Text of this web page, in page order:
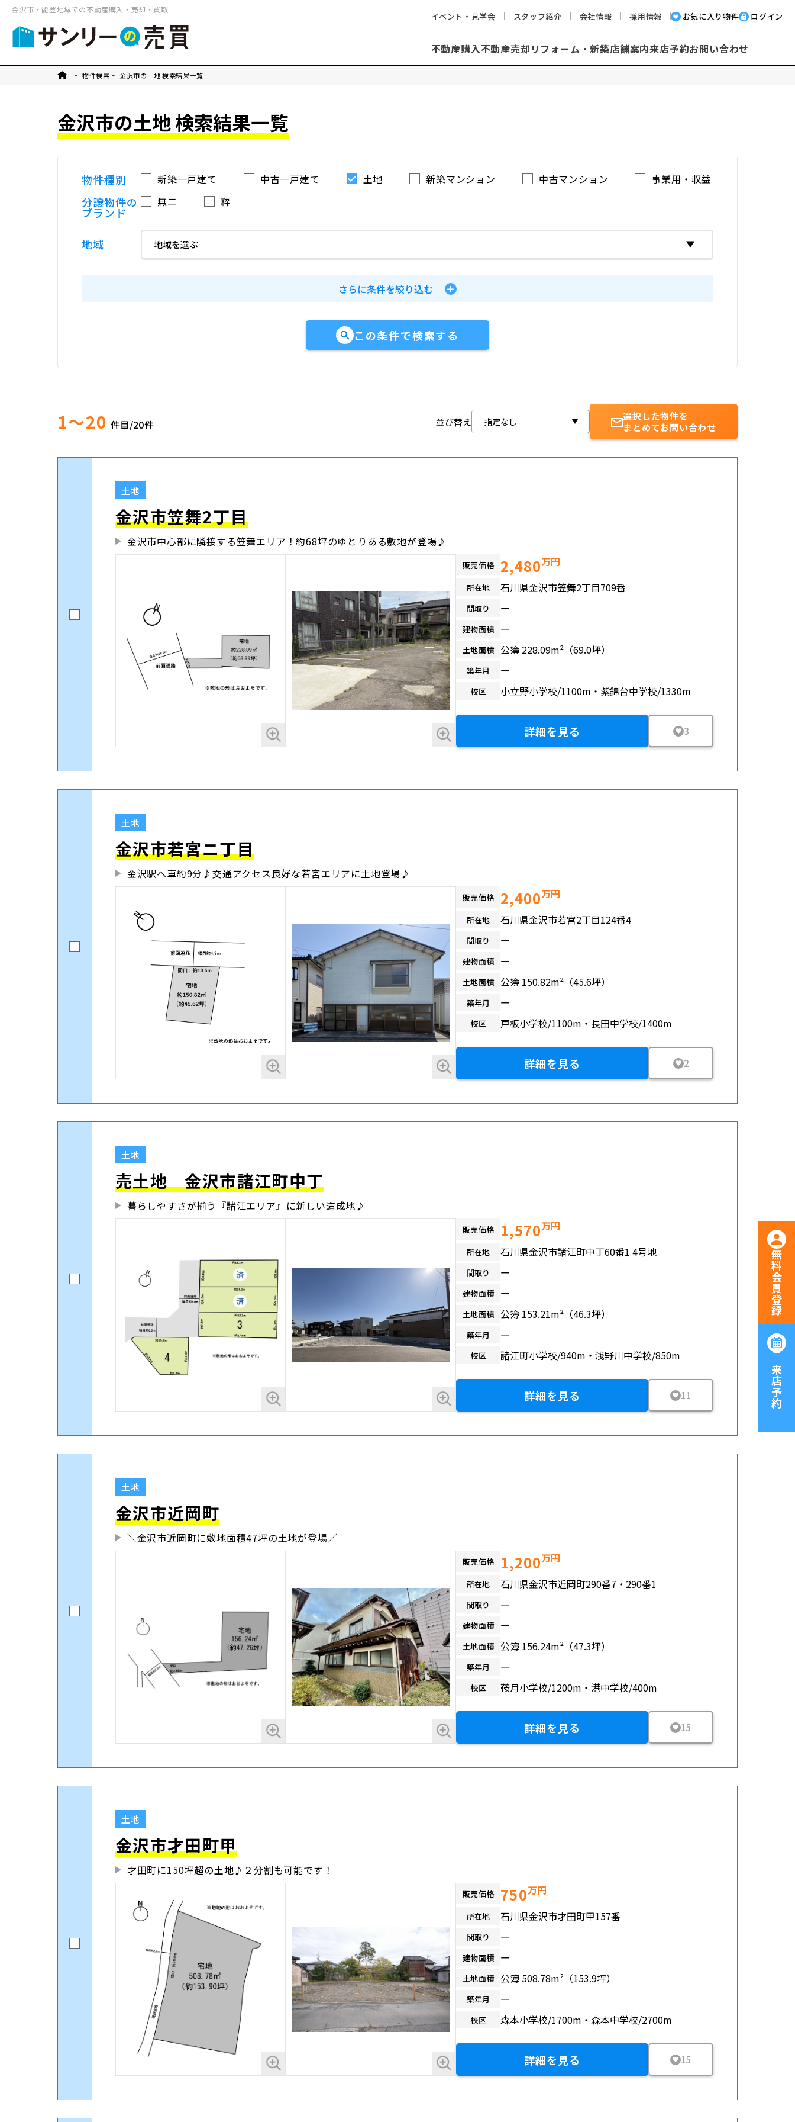
金沢市・能登地域での不動産購入・売却・買取
イベント・見学会 スタッフ紹介 会社情報 採用情報 お気に入り物件 ログイン
不動産購入不動産売却 リフォーム・新築店舗案内来店予約お問い合わせ
無料会員登録
ご来店予約
トップ物件検索 金沢市の土地 検索結果一覧
金沢市の土地 検索結果一覧
物件種別 新築一戸建て 中古一戸建て 土地 新築マンション 中古マンション 事業用・収益
分譲物件の
ブランド
無二 粋
地域 地域を選ぶ
さらに条件を絞り込む
この条件で検索する
1～20 件目/20件 並び替え
選択した物件を
まとめてお問い合わせ
土地
金沢市笠舞2丁目
金沢市中心部に隣接する笠舞エリア！約68坪のゆとりある敷地が登場♪
販売価格 2,480万円
所在地 石川県金沢市笠舞2丁目709番
間取り ー
建物面積 ー
土地面積 公簿 228.09m²（69.0坪）
築年月 ー
校区 小立野小学校/1100m・紫錦台中学校/1330m
詳細を見る 3
土地
金沢市若宮ニ丁目
金沢駅へ車約9分♪交通アクセス良好な若宮エリアに土地登場♪
販売価格 2,400万円
所在地 石川県金沢市若宮2丁目124番4
間取り ー
建物面積 ー
土地面積 公簿 150.82m²（45.6坪）
築年月 ー
校区 戸板小学校/1100m・長田中学校/1400m
詳細を見る 2
土地
売土地 金沢市諸江町中丁
暮らしやすさが揃う『諸江エリア』に新しい造成地♪
販売価格 1,570万円
所在地 石川県金沢市諸江町中丁60番1 4号地
間取り ー
建物面積 ー
土地面積 公簿 153.21m²（46.3坪）
築年月 ー
校区 諸江町小学校/940m・浅野川中学校/850m
詳細を見る 11
土地
金沢市近岡町
＼金沢市近岡町に敷地面積47坪の土地が登場／
販売価格 1,200万円
所在地 石川県金沢市近岡町290番7・290番1
間取り ー
建物面積 ー
土地面積 公簿 156.24m²（47.3坪）
築年月 ー
校区 鞍月小学校/1200m・港中学校/400m
詳細を見る 15
土地
金沢市才田町甲
才田町に150坪超の土地♪２分割も可能です！
販売価格 750万円
所在地 石川県金沢市才田町甲157番
間取り ー
建物面積 ー
土地面積 公簿 508.78m²（153.9坪）
築年月 ー
校区 森本小学校/1700m・森本中学校/2700m
詳細を見る 15